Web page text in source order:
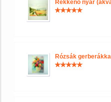
Rekkenő nyár
Rózsák